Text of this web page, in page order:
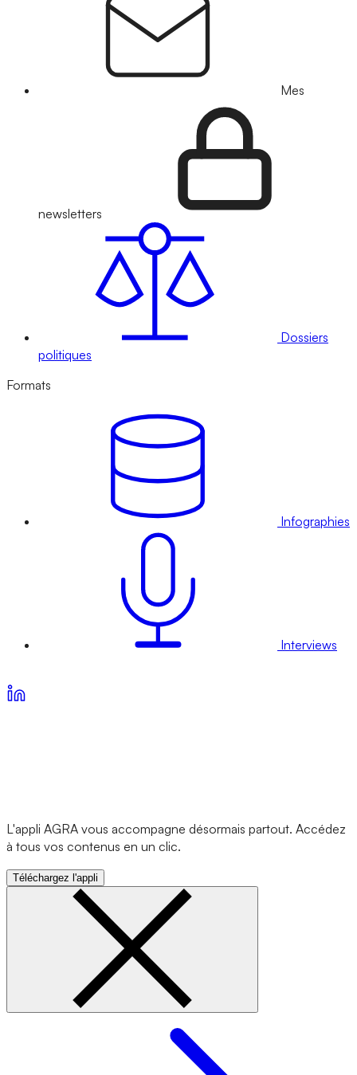
Mes
newsletters
Dossiers
politiques
Formats
Infographies
Interviews
L'appli AGRA vous accompagne désormais partout. Accédez
à tous vos contenus en un clic.
Téléchargez l'appli